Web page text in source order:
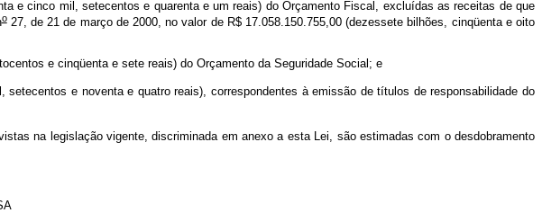
e cinco mil, setecentos e quarenta e um reais) do Orçamento Fiscal, excluídas as receitas de que
o27, de 21 de março de 2000, no valor de R$ 17.058.150.755,00 (dezessete bilhões, cinqüenta e oito
e cinqüenta e sete reais) do Orçamento da Seguridade Social; e
e noventa e quatro reais), correspondentes à emissão de títulos de responsabilidade do
na legislação vigente, discriminada em anexo a esta Lei, são estimadas com o desdobramento